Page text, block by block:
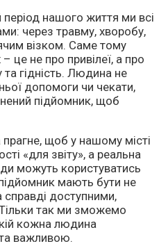
нашого життя ми всі
через травму, хворобу,
візком. Саме тому
– це не про привілеї, а про
гідність. Людина не
допомоги чи чекати,
підйомник, щоб
прагне, щоб у нашому місті
«для звіту», а реальна
можуть користуватись
мають бути не
доступними,
так ми зможемо
кожна людина
важливою.